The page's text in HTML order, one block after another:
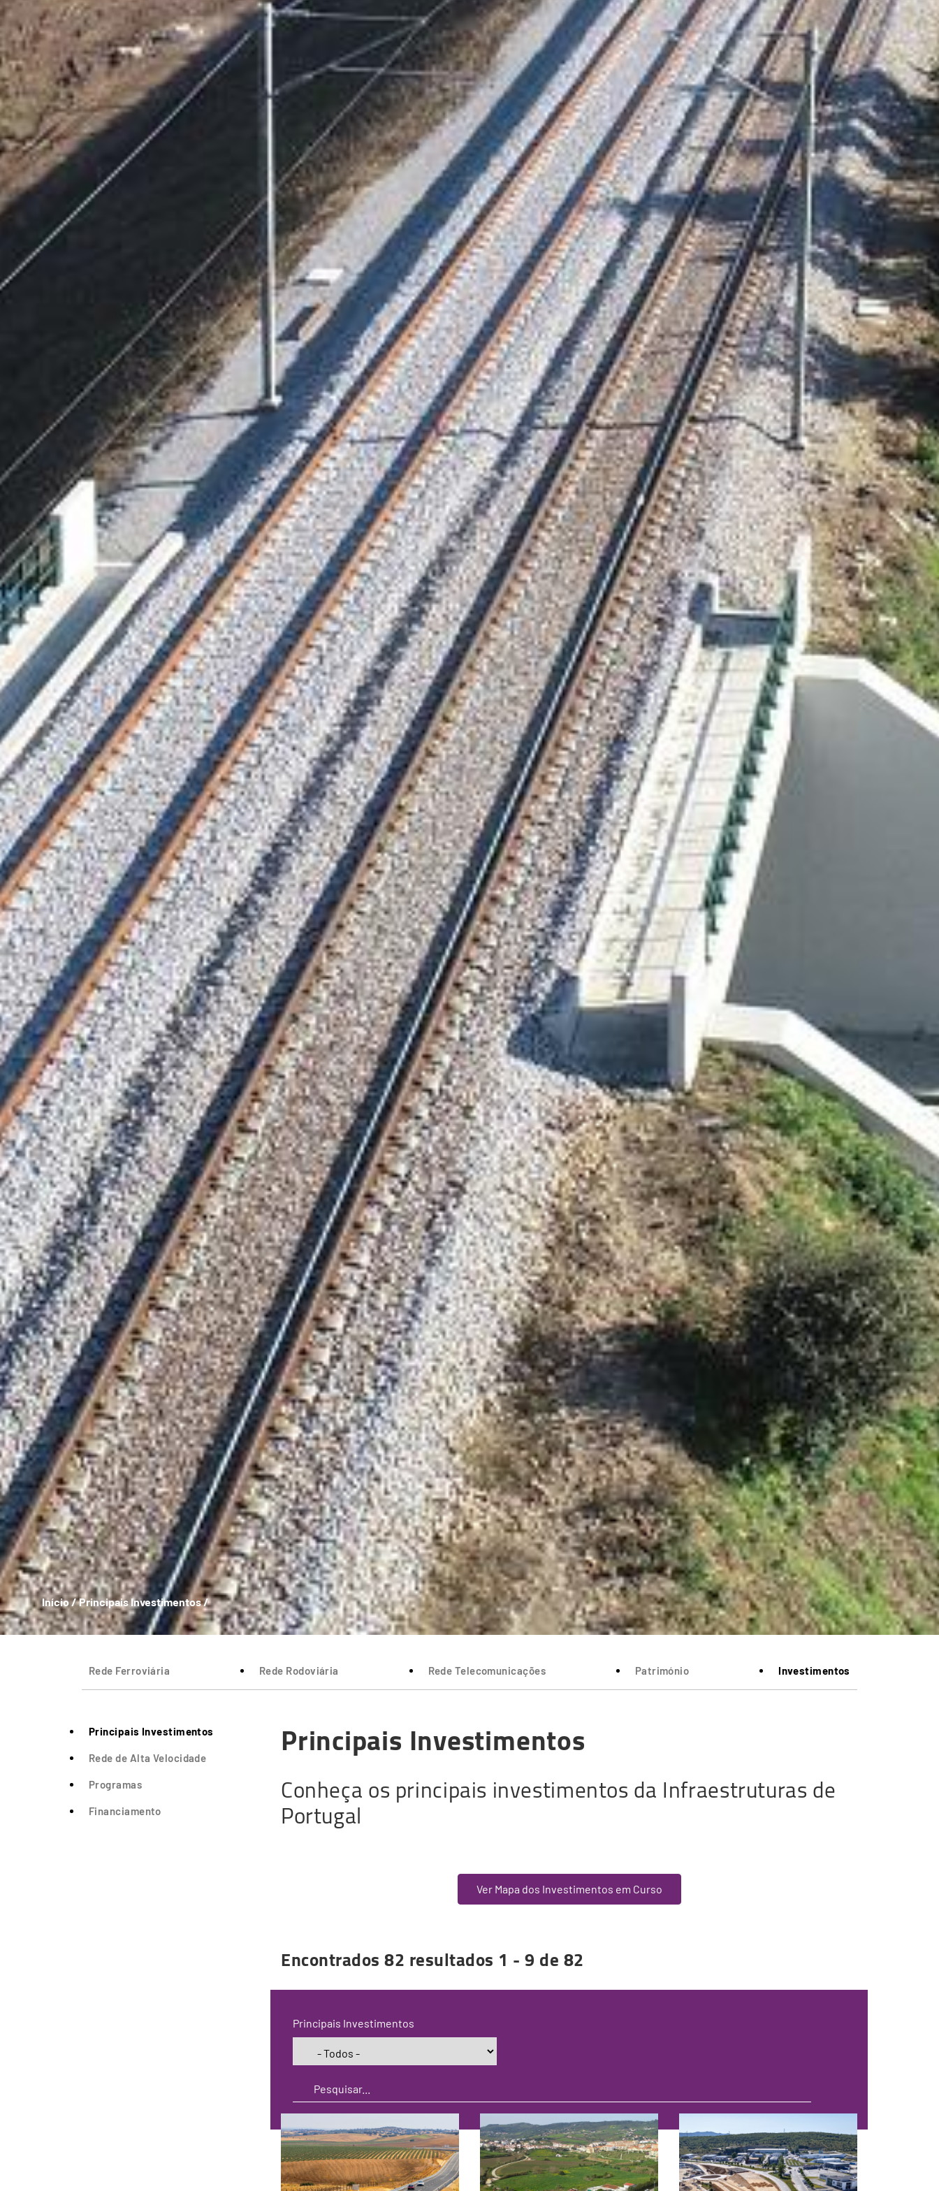
Breadcrumb
Início/Principais Investimentos/
Rede Ferroviária Rede Rodoviária Rede Telecomunicações Património Investimentos
Principais Investimentos
Rede de Alta Velocidade
Programas
Financiamento
Principais Investimentos
Conheça os principais investimentos da Infraestruturas de
Portugal
Ver Mapa dos Investimentos em Curso
Encontrados 82 resultados 1 - 9 de 82
Principais Investimentos